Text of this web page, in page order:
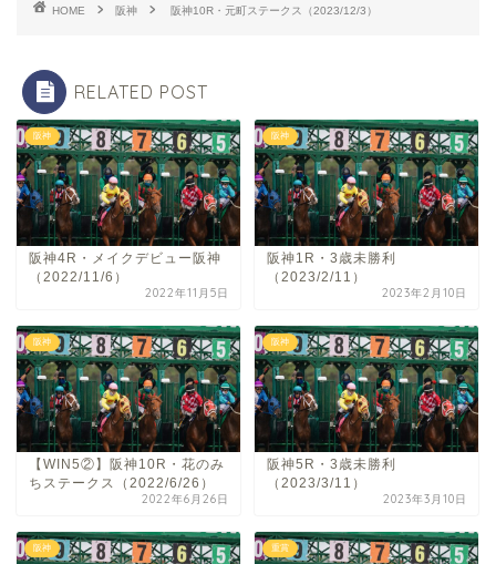
HOME 阪神 阪神10R・元町ステークス（2023/12/3）
RELATED POST
阪神
阪神4R・メイクデビュー阪神
（2022/11/6）
2022年11月5日
阪神
阪神1R・3歳未勝利
（2023/2/11）
2023年2月10日
阪神
【WIN5②】阪神10R・花のみ
ちステークス（2022/6/26）
2022年6月26日
阪神
阪神5R・3歳未勝利
（2023/3/11）
2023年3月10日
阪神 重賞